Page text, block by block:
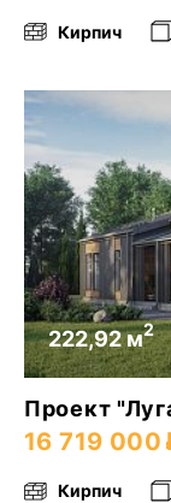
Кирпич
222,92 м2
Проект
16 719 000
Кирпич